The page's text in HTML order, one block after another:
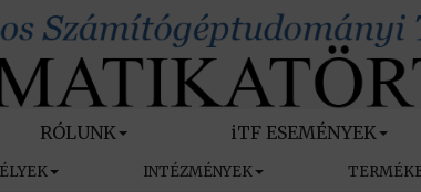
RÓLUNK iTF ESEMÉNYEK
INTÉZMÉNYEK